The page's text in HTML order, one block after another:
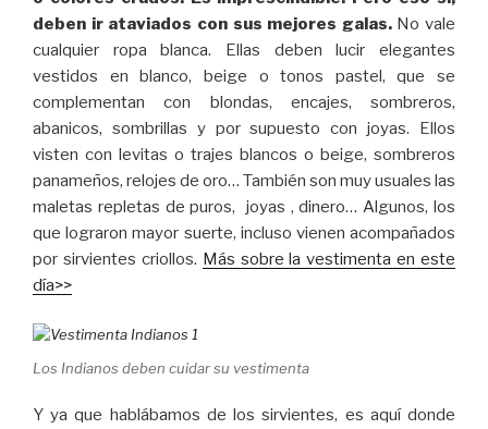
deben ir ataviados con sus mejores galas.No vale
cualquier ropa blanca. Ellas deben lucir elegantes
vestidos en blanco, beige o tonos pastel, que se
complementan con blondas, encajes, sombreros,
abanicos, sombrillas y por supuesto con joyas. Ellos
visten con levitas o trajes blancos o beige, sombreros
panameños, relojes de oro… También son muy usuales las
maletas repletas de puros, joyas , dinero… Algunos, los
que lograron mayor suerte, incluso vienen acompañados
por sirvientes criollos. Más sobre la vestimenta en este
día>>
Los Indianos deben cuidar su vestimenta
Y ya que hablábamos de los sirvientes, es aquí donde